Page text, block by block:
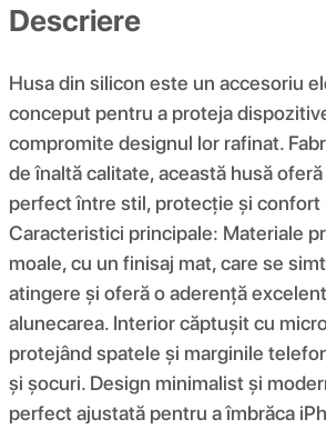
Descriere
Husa din silicon este un accesoriu
conceput pentru a proteja
compromite designul lor rafinat.
de înaltă calitate, această husă
perfect între stil, protecție și confort
Caracteristici principale: Materiale
moale, cu un finisaj mat, care se
atingere și oferă o aderență
alunecarea. Interior căptușit cu
protejând spatele și marginile
și șocuri. Design minimalist și
perfect ajustată pentru a îmbrăca